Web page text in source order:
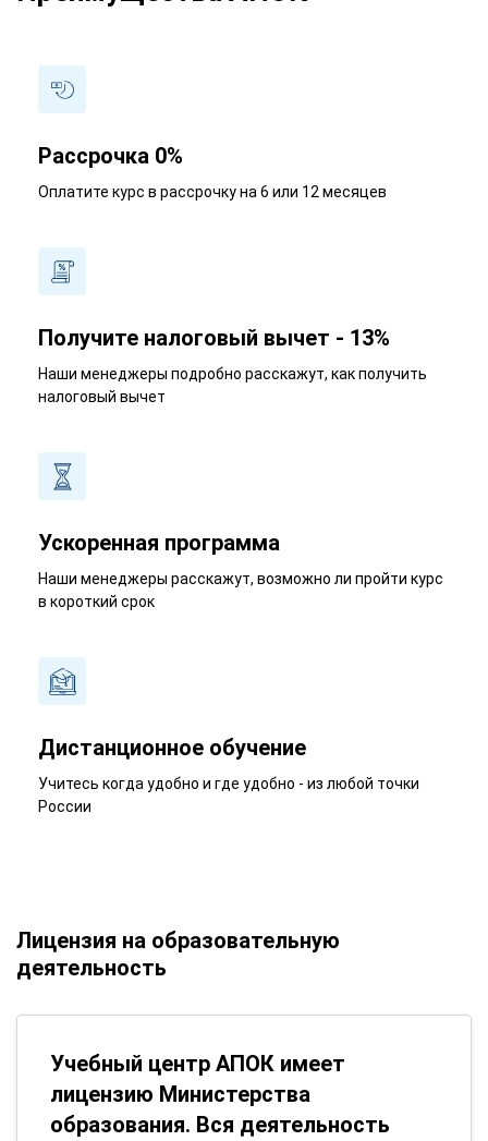
Рассрочка 0%
Оплатите курс в рассрочку на 6 или 12 месяцев
Получите налоговый вычет - 13%
Наши менеджеры подробно расскажут, как получить
налоговый вычет
Ускоренная программа
Наши менеджеры расскажут, возможно ли пройти курс
в короткий срок
Дистанционное обучение
Учитесь когда удобно и где удобно - из любой точки
России
Лицензия на образовательную
деятельность
Учебный центр АПОК имеет
лицензию Министерства
образования. Вся деятельность